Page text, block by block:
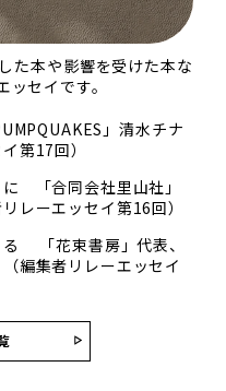
た本や影響を受けた本な
セイです。
」清水チナ
第17回）
「合同会社里山社」
ーエッセイ第16回）
「花束書房」代表、
集者リレーエッセイ